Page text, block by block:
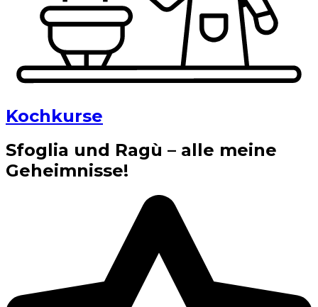
Kochkurse
Sfoglia und Ragù – alle meine
Geheimnisse!